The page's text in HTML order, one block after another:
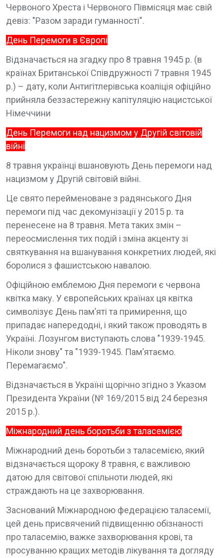
Червоного Хреста і Червоного Півмісяця має свій
девіз: "Разом заради гуманності".
День Перемоги в Європі
Відзначається на згадку про 8 травня 1945 р. (в
країнах Британської Співдружності 7 травня 1945
р.) – дату, коли Антигітлерівська коаліція офіційно
прийняла беззастережну капітуляцію нацистської
Німеччини
День Перемоги над нацизмом у Другій світовій
війні
8 травня українці вшановують День перемоги над
нацизмом у Другій світовій війні.
Це свято перейменоване з радянського Дня
перемоги під час декомунізації у 2015 р. та
перенесене на 8 травня. Мета таких змін –
переосмислення тих подій і зміна акценту зі
святкування на вшанування конкретних людей, які
боролися з фашистською навалою.
Офіційною емблемою Дня перемоги є червона
квітка маку. У європейських країнах ця квітка
символізує День пам’яті та примирення, що
припадає напередодні, і який також проводять в
Україні. Лозунгом виступають слова "1939-1945.
Ніколи знову" та "1939-1945. Пам’ятаємо.
Перемагаємо".
Відзначається в Україні щорічно згідно з Указом
Президента України (№ 169/2015 від 24 березня
2015 р.).
Міжнародний день боротьби з таласемією
Міжнародний день боротьби з таласемією, який
відзначається щороку 8 травня, є важливою
датою для світової спільноти людей, які
страждають на це захворювання.
Заснований Міжнародною федерацією таласемії,
цей день присвячений підвищенню обізнаності
про таласемію, важке захворювання крові, та
просуванню кращих методів лікування та догляду